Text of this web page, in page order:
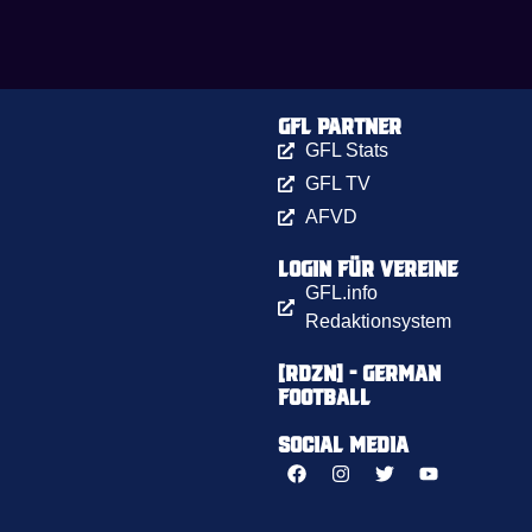
GFL Partner
GFL Stats
GFL TV
AFVD
Login für Vereine
GFL.info
Redaktionsystem
[RDZN] - German
Football
Social Media